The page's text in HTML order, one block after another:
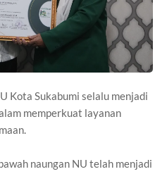
Kota Sukabumi selalu menjadi
memperkuat layanan
naungan NU telah menjadi